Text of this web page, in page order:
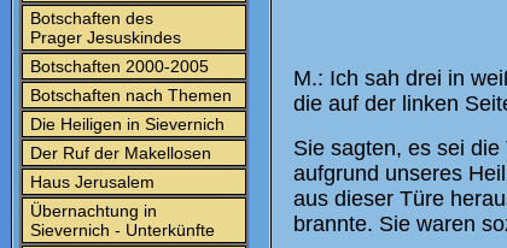
Botschaften des
Prager Jesuskindes
Botschaften 2000-2005
Botschaften nach Themen
Die Heiligen in Sievernich
Der Ruf der Makellosen
Haus Jerusalem
Übernachtung in
Sievernich - Unterkünfte
M.: Ich sah drei in
die auf der linken
Sie sagten, es sei
aufgrund unseres
aus dieser Türe
brannte. Sie waren